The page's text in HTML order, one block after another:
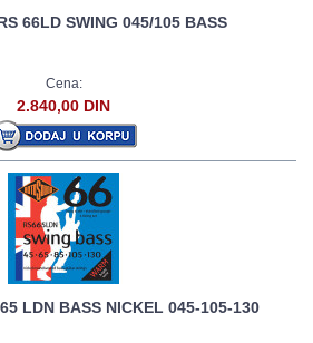
66LD SWING 045/105 BASS
Cena:
2.840,00 DIN
LDN BASS NICKEL 045-105-130